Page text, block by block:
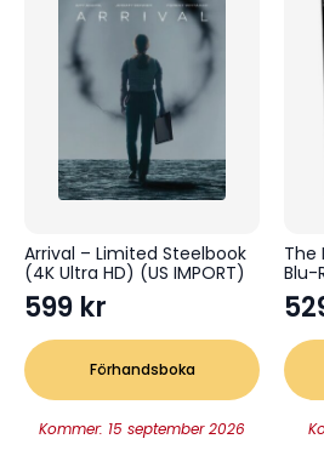
Arrival – Limited Steelbook
(4K Ultra HD) (US IMPORT)
599 kr
Förhandsboka
Kommer: 15 september 2026
The
Blu-